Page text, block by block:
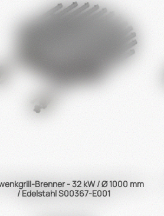
Brenner - 32 kW / Ø 1000 mm
/ Edelstahl S00367-E001